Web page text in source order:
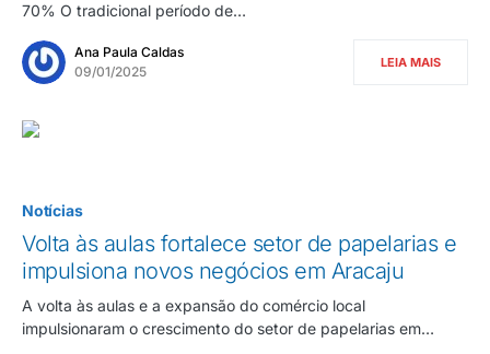
70% O tradicional período de…
Ana Paula Caldas
09/01/2025
LEIA MAIS
Notícias
Volta às aulas fortalece setor de papelarias e
impulsiona novos negócios em Aracaju
A volta às aulas e a expansão do comércio local
impulsionaram o crescimento do setor de papelarias em…